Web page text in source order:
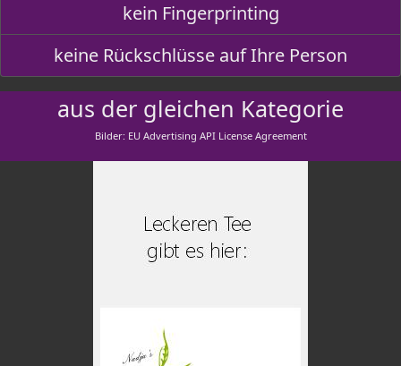
kein Fingerprinting
keine Rückschlüsse auf Ihre Person
aus der gleichen Kategorie
Bilder: EU Advertising API License Agreement